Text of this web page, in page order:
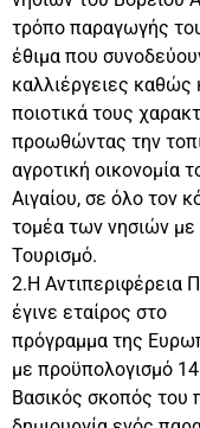
τρόπο παραγωγής
έθιμα που
καλλιέργειες καθώς
ποιοτικά τους
προωθώντας την
αγροτική οικονομία
Αιγαίου, σε όλο τον
τομέα των νησιών με
Τουρισμό.
2.Η Αντιπεριφέρεια
έγινε εταίρος στο
πρόγραμμα της
με προϋπολογισμό
Βασικός σκοπός του